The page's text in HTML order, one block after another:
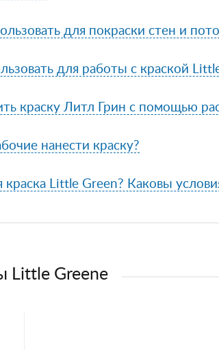
для покраски стен и
для работы с краской
краску Литл Грин с помощью
нанести краску?
краска Little Green? Каковы
Little Greene